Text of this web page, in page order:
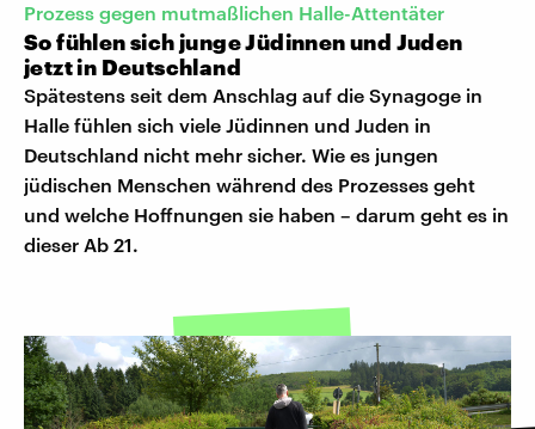
Prozess gegen mutmaßlichen Halle-Attentäter
So fühlen sich junge Jüdinnen und Juden
jetzt in Deutschland
Spätestens seit dem Anschlag auf die Synagoge in
Halle fühlen sich viele Jüdinnen und Juden in
Deutschland nicht mehr sicher. Wie es jungen
jüdischen Menschen während des Prozesses geht
und welche Hoffnungen sie haben – darum geht es in
dieser Ab 21.